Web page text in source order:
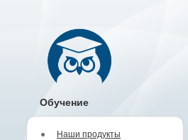
Обучение
Наши продукты